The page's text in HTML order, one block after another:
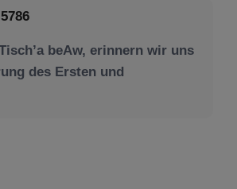
beAw, erinnern wir uns
des Ersten und